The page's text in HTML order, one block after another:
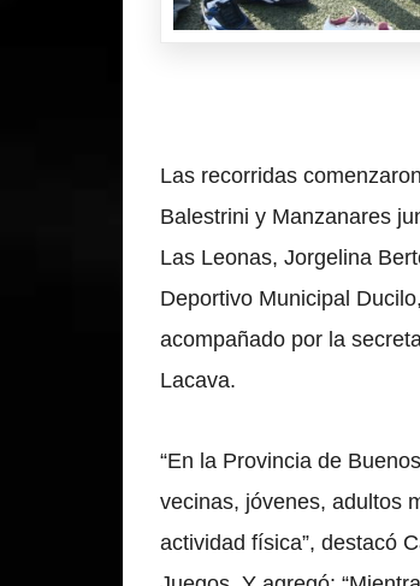
Las recorridas
Balestrini y Manzanares
Las Leonas, Jorgelina
Deportivo Municipal
acompañado por la
Lacava.
“En la Provincia de
vecinas, jóvenes, adultos
actividad física”, destacó